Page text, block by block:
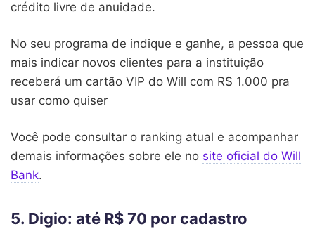
crédito livre de anuidade.
No seu programa de indique e ganhe, a pessoa que
mais indicar novos clientes para a instituição
receberá um cartão VIP do Will com R$ 1.000 pra
usar como quiser
Você pode consultar o ranking atual e acompanhar
demais informações sobre ele no site oficial do Will
Bank.
5. Digio: até R$ 70 por cadastro